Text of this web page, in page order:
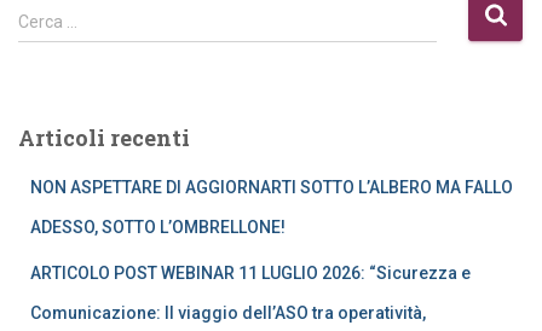
R
i
c
Cerca …
Articoli recenti
NON ASPETTARE DI AGGIORNARTI SOTTO L’ALBERO MA FALLO
ADESSO, SOTTO L’OMBRELLONE!
ARTICOLO POST WEBINAR 11 LUGLIO 2026: “Sicurezza e
Comunicazione: Il viaggio dell’ASO tra operatività,